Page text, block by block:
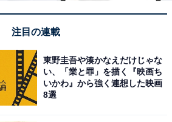
ファクトリー公式サイト）
ファクトリー」は、売上累計1億
注目の連載
東野圭吾や湊かなえだけじゃな
い、「業と罪」を描く『映画ち
いかわ』から強く連想した映画
8選